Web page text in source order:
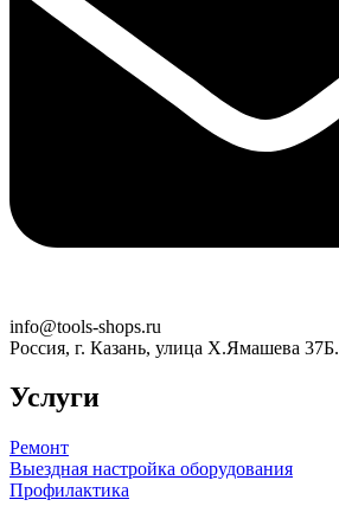
info@tools-shops.ru
Россия, г. Казань, улица Х.Ямашева 37Б.
Услуги
Ремонт
Выездная настройка оборудования
Профилактика